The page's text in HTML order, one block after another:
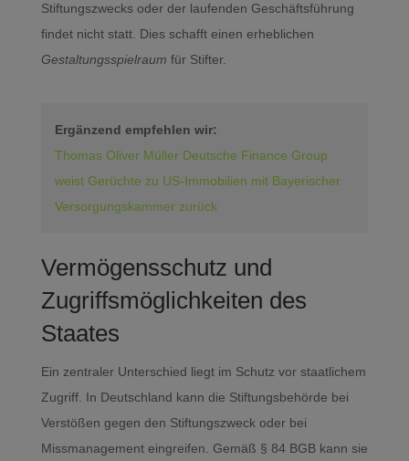
Stiftungszwecks oder der laufenden Geschäftsführung
findet nicht statt. Dies schafft einen erheblichen
Gestaltungsspielraum für Stifter.
Ergänzend empfehlen wir:
Thomas Oliver Müller Deutsche Finance Group
weist Gerüchte zu US-Immobilien mit Bayerischer
Versorgungskammer zurück
Vermögensschutz und
Zugriffsmöglichkeiten des
Staates
Ein zentraler Unterschied liegt im Schutz vor staatlichem
Zugriff. In Deutschland kann die Stiftungsbehörde bei
Verstößen gegen den Stiftungszweck oder bei
Missmanagement eingreifen. Gemäß § 84 BGB kann sie